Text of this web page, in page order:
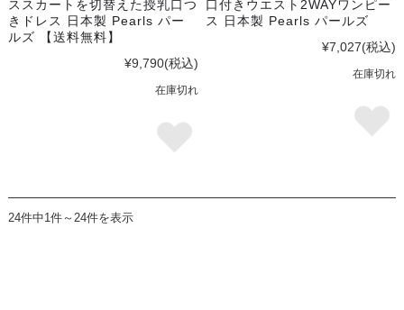
ススカートを切替えた授乳口つ
きドレス 日本製 Pearls パー
ルズ 【送料無料】
¥9,790(税込)
在庫切れ
口付きウエスト2WAYワンピー
ス 日本製 Pearls パールズ
¥7,027(税込)
在庫切れ
24件中1件～24件を表示